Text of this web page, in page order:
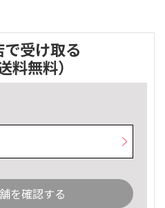
で受け取る
送料無料）
を確認する